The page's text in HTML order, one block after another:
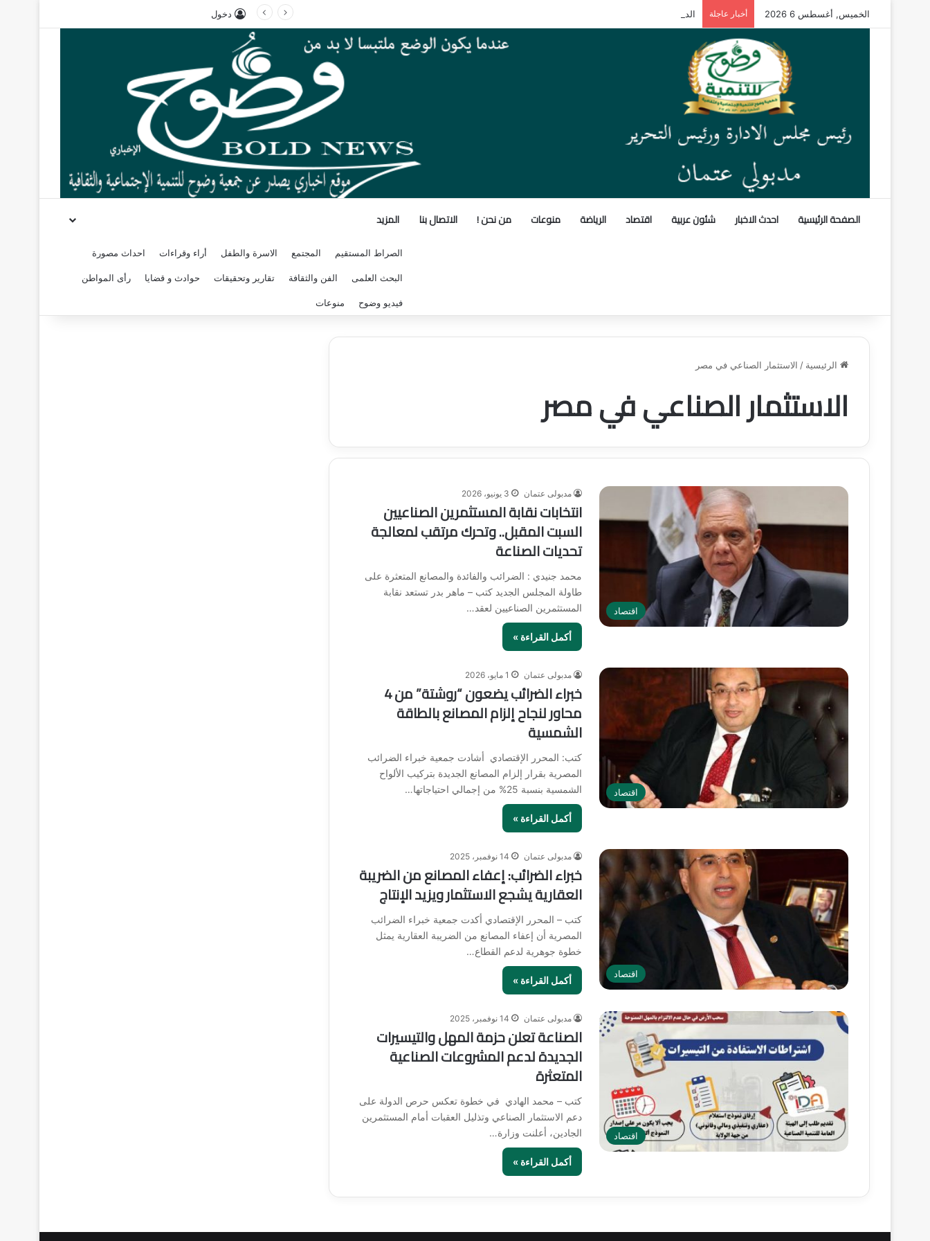
الخميس, أغسطس 6 2026 أخبار عاجلة الداخلية: بدء قبول طلبات التقدم لحج القرعة الأربعاء المقبل دخول
الصفحة الرئيسية احدث الاخبار شئون عربية اقتصاد الرياضة منوعات من نحن ! الاتصال بنا المزيد
الصراط المستقيم المجتمع الاسرة والطفل أراء وقراءات احداث مصورة
البحث العلمى الفن والثقافة تقارير وتحقيقات حوادث و قضايا رأى المواطن
فيديو وضوح منوعات
الرئيسية / الاستثمار الصناعي في مصر
الاستثمار الصناعي في مصر
اقتصاد
مدبولى عتمان 3 يونيو، 2026
انتخابات نقابة المستثمرين الصناعيين
السبت المقبل.. وتحرك مرتقب لمعالجة
تحديات الصناعة
محمد جنيدي : الضرائب والفائدة والمصانع المتعثرة على
طاولة المجلس الجديد كتب – ماهر بدر تستعد نقابة
المستثمرين الصناعيين لعقد…
أكمل القراءة »
اقتصاد
مدبولى عتمان 1 مايو، 2026
خبراء الضرائب يضعون “روشتة” من 4
محاور لنجاح إلزام المصانع بالطاقة
الشمسية
كتب: المحرر الإقتصادي أشادت جمعية خبراء الضرائب
المصرية بقرار إلزام المصانع الجديدة بتركيب الألواح
الشمسية بنسبة 25% من إجمالي احتياجاتها…
أكمل القراءة »
اقتصاد
مدبولى عتمان 14 نوفمبر، 2025
خبراء الضرائب: إعفاء المصانع من الضريبة
العقارية يشجع الاستثمار ويزيد الإنتاج
كتب – المحرر الإقتصادي أكدت جمعية خبراء الضرائب
المصرية أن إعفاء المصانع من الضريبة العقارية يمثل
خطوة جوهرية لدعم القطاع…
أكمل القراءة »
اقتصاد
مدبولى عتمان 14 نوفمبر، 2025
الصناعة تعلن حزمة المهل والتيسيرات
الجديدة لدعم المشروعات الصناعية
المتعثرة
كتب – محمد الهادي في خطوة تعكس حرص الدولة على
دعم الاستثمار الصناعي وتذليل العقبات أمام المستثمرين
الجادين، أعلنت وزارة…
أكمل القراءة »